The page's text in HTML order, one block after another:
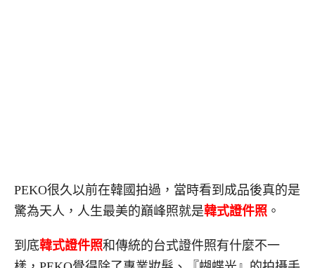
PEKO很久以前在韓國拍過，當時看到成品後真的是
驚為天人，人生最美的巔峰照就是韓式證件照 。
到底韓式證件照和傳統的台式證件照有什麼不一